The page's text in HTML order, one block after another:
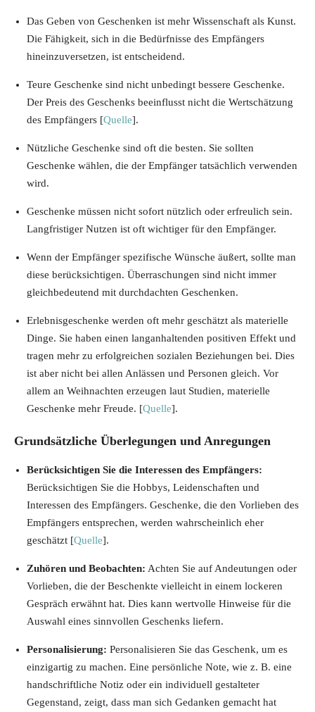
Das Geben von Geschenken ist mehr Wissenschaft als Kunst.
Die Fähigkeit, sich in die Bedürfnisse des Empfängers
hineinzuversetzen, ist entscheidend.
Teure Geschenke sind nicht unbedingt bessere Geschenke.
Der Preis des Geschenks beeinflusst nicht die Wertschätzung
des Empfängers [Quelle].
Nützliche Geschenke sind oft die besten. Sie sollten
Geschenke wählen, die der Empfänger tatsächlich verwenden
wird.
Geschenke müssen nicht sofort nützlich oder erfreulich sein.
Langfristiger Nutzen ist oft wichtiger für den Empfänger.
Wenn der Empfänger spezifische Wünsche äußert, sollte man
diese berücksichtigen. Überraschungen sind nicht immer
gleichbedeutend mit durchdachten Geschenken.
Erlebnisgeschenke werden oft mehr geschätzt als materielle
Dinge. Sie haben einen langanhaltenden positiven Effekt und
tragen mehr zu erfolgreichen sozialen Beziehungen bei. Dies
ist aber nicht bei allen Anlässen und Personen gleich. Vor
allem an Weihnachten erzeugen laut Studien, materielle
Geschenke mehr Freude. [Quelle].
Grundsätzliche Überlegungen und Anregungen
Berücksichtigen Sie die Interessen des Empfängers:
Berücksichtigen Sie die Hobbys, Leidenschaften und
Interessen des Empfängers. Geschenke, die den Vorlieben des
Empfängers entsprechen, werden wahrscheinlich eher
geschätzt [Quelle].
Zuhören und Beobachten: Achten Sie auf Andeutungen oder
Vorlieben, die der Beschenkte vielleicht in einem lockeren
Gespräch erwähnt hat. Dies kann wertvolle Hinweise für die
Auswahl eines sinnvollen Geschenks liefern.
Personalisierung: Personalisieren Sie das Geschenk, um es
einzigartig zu machen. Eine persönliche Note, wie z. B. eine
handschriftliche Notiz oder ein individuell gestalteter
Gegenstand, zeigt, dass man sich Gedanken gemacht hat